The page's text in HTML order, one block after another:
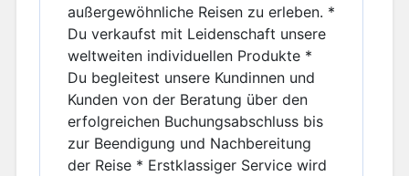
außergewöhnliche Reisen zu erleben. *
Du verkaufst mit Leidenschaft unsere
weltweiten individuellen Produkte *
Du begleitest unsere Kundinnen und
Kunden von der Beratung über den
erfolgreichen Buchungsabschluss bis
zur Beendigung und Nachbereitung
der Reise * Erstklassiger Service wird